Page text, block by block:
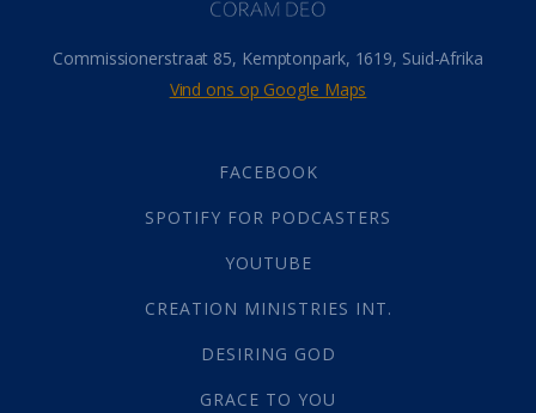
Oordeelsdag(19)
Verheerlikte liggaam
Wederkoms
(27)
Gebed(87)
Die Onse Vader(12)
God(392)
Afgode(23)
Almag(1)
Alomteenwoordig
Alwetendheid (1)
Commissionerstraat 85, Kemptonpark, 1619, Suid-Afrika
Vind ons op Google Maps
FACEBOOK
SPOTIFY FOR PODCASTERS
YOUTUBE
CREATION MINISTRIES INT.
DESIRING GOD
GRACE TO YOU